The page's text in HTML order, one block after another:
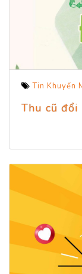
Tin Khuyến
Thu cũ đổi